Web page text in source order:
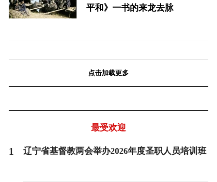
平和》一书的来龙去脉
点击加载更多
最受欢迎
1 辽宁省基督教两会举办2026年度圣职人员培训班